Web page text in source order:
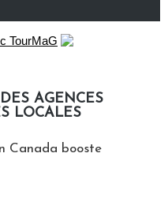
AGENCES
LOCALES
Canada booste